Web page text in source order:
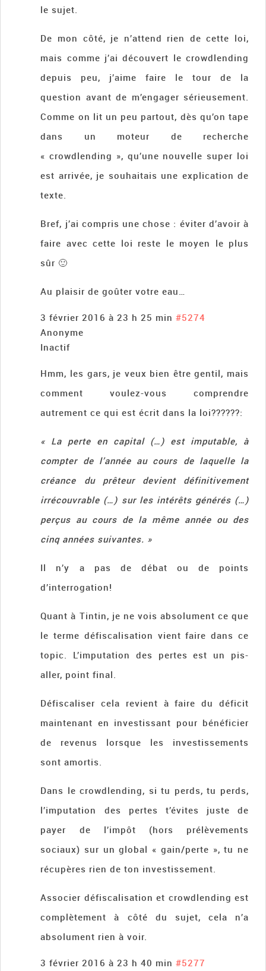
le sujet.
De mon côté, je n’attend rien de cette loi,
mais comme j’ai découvert le crowdlending
depuis peu, j’aime faire le tour de la
question avant de m’engager sérieusement.
Comme on lit un peu partout, dès qu’on tape
dans un moteur de recherche
« crowdlending », qu’une nouvelle super loi
est arrivée, je souhaitais une explication de
texte.
Bref, j’ai compris une chose : éviter d’avoir à
faire avec cette loi reste le moyen le plus
sûr 🙂
Au plaisir de goûter votre eau…
3 février 2016 à 23 h 25 min #5274
Anonyme
Inactif
Hmm, les gars, je veux bien être gentil, mais
comment voulez-vous comprendre
autrement ce qui est écrit dans la loi??????:
« La perte en capital (…) est imputable, à
compter de l’année au cours de laquelle la
créance du prêteur devient définitivement
irrécouvrable (…) sur les intérêts générés (…)
perçus au cours de la même année ou des
cinq années suivantes. »
Il n’y a pas de débat ou de points
d’interrogation!
Quant à Tintin, je ne vois absolument ce que
le terme défiscalisation vient faire dans ce
topic. L’imputation des pertes est un pis-
aller, point final.
Défiscaliser cela revient à faire du déficit
maintenant en investissant pour bénéficier
de revenus lorsque les investissements
sont amortis.
Dans le crowdlending, si tu perds, tu perds,
l’imputation des pertes t’évites juste de
payer de l’impôt (hors prélèvements
sociaux) sur un global « gain/perte », tu ne
récupères rien de ton investissement.
Associer défiscalisation et crowdlending est
complètement à côté du sujet, cela n’a
absolument rien à voir.
3 février 2016 à 23 h 40 min #5277